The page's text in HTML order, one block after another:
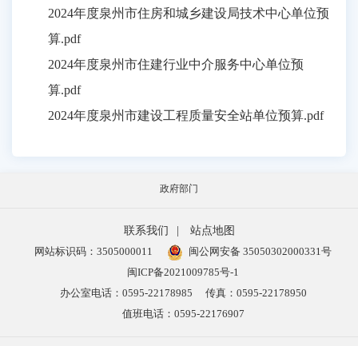
2024年度泉州市住房和城乡建设局技术中心单位预
算.pdf
2024年度泉州市住建行业中介服务中心单位预
算.pdf
2024年度泉州市建设工程质量安全站单位预算.pdf
政府部门
联系我们
站点地图
网站标识码：3505000011
闽公网安备 35050302000331号
闽ICP备2021009785号-1
办公室电话：0595-22178985
传真：0595-22178950
值班电话：0595-22176907